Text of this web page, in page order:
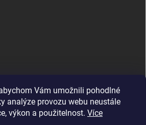
Vám umožnili pohodlné
analýze provozu webu neustále
výkon a použitelnost. Více